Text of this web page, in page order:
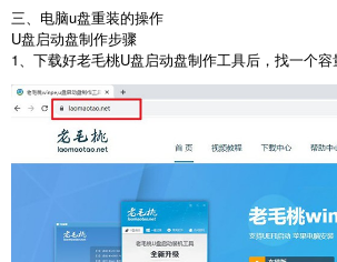
三、电脑u盘重装的操作
U盘启动盘制作步骤
1、下载好老毛桃U盘启动盘制作工具后，找一个容